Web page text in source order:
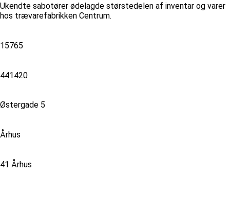
Ukendte sabotører ødelagde størstedelen af inventar og varer
hos trævarefabrikken Centrum.
15765
441420
Østergade 5
Århus
41 Århus